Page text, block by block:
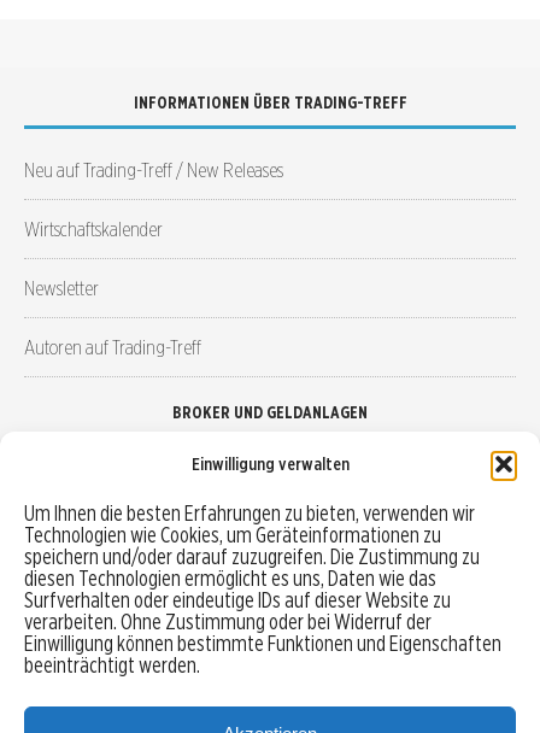
Einwilligung verwalten
Um Ihnen die besten Erfahrungen zu bieten, verwenden wir
Technologien wie Cookies, um Geräteinformationen zu
speichern und/oder darauf zuzugreifen. Die Zustimmung zu
diesen Technologien ermöglicht es uns, Daten wie das
Surfverhalten oder eindeutige IDs auf dieser Website zu
verarbeiten. Ohne Zustimmung oder bei Widerruf der
Einwilligung können bestimmte Funktionen und Eigenschaften
beeinträchtigt werden.
INFORMATIONEN ÜBER TRADING-TREFF
Neu auf Trading-Treff / New Releases
Wirtschaftskalender
Newsletter
Autoren auf Trading-Treff
BROKER UND GELDANLAGEN
Robo-Advisor vergleichen
Depotvergleich
Festgeld vergleichen
Tagesgeld vergleichen